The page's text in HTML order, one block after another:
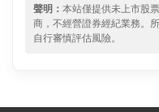
聲明： 本站僅提供未上市股
商，不經營證券經紀業務。
自行審慎評估風險。